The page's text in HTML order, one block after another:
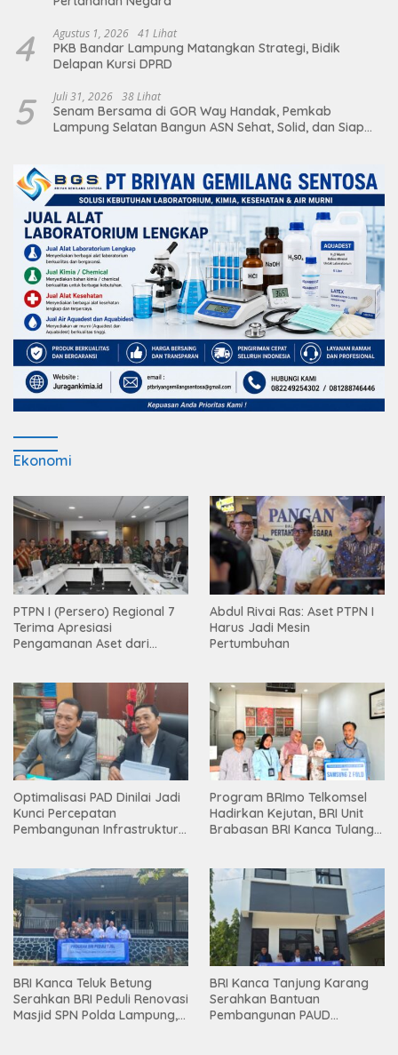
4 Agustus 1, 2026 41 Lihat
PKB Bandar Lampung Matangkan Strategi, Bidik
Delapan Kursi DPRD
5 Juli 31, 2026 38 Lihat
Senam Bersama di GOR Way Handak, Pemkab
Lampung Selatan Bangun ASN Sehat, Solid, dan Siap
Ekonomi
PTPN I (Persero) Regional 7
Terima Apresiasi
Pengamanan Aset dari
Abdul Rivai Ras: Aset PTPN I
Harus Jadi Mesin
Pertumbuhan
Optimalisasi PAD Dinilai Jadi
Kunci Percepatan
Pembangunan Infrastruktur
Program BRImo Telkomsel
Hadirkan Kejutan, BRI Unit
Brabasan BRI Kanca Tulang
Mesuji
BRI Kanca Teluk Betung
Serahkan BRI Peduli Renovasi
Masjid SPN Polda Lampung,
BRI Kanca Tanjung Karang
Serahkan Bantuan
Pembangunan PAUD